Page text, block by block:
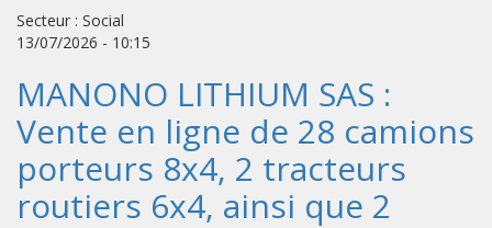
Secteur : Social
13/07/2026 - 10:15
MANONO LITHIUM SAS :
Vente en ligne de 28 camions
porteurs 8x4, 2 tracteurs
routiers 6x4, ainsi que 2